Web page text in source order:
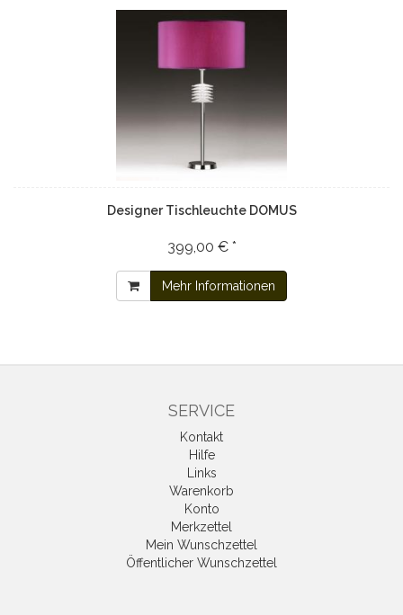
Designer Tischleuchte DOMUS
399,00 € *
Mehr Informationen
SERVICE
Kontakt
Hilfe
Links
Warenkorb
Konto
Merkzettel
Mein Wunschzettel
Öffentlicher Wunschzettel